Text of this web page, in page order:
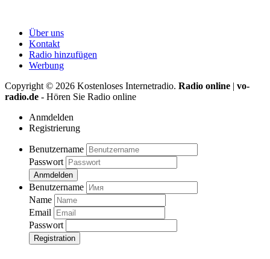
Über uns
Kontakt
Radio hinzufügen
Werbung
Copyright © 2026 Kostenloses Internetradio. Radio online | vo-
radio.de - Hören Sie Radio online
Anmdelden
Registrierung
Benutzername
Passwort
Anmdelden
Benutzername
Name
Email
Passwort
Registration